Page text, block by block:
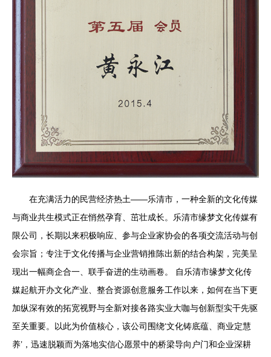
在充满活力的民营经济热土——乐清市，一种全新的文化传媒
与商业共生模式正在悄然孕育、茁壮成长。乐清市缘梦文化传媒有
限公司，长期以来积极响应、参与企业家协会的各项交流活动与创
会宗旨；专注于文化传播与企业营销推陈出新的结合构架，完美呈
现出一幅商企合一、联手奋进的生动画卷。 自乐清市缘梦文化传
媒起航开办文化产业、整合资源创意服务工作以来，如何在当下更
加纵深有效的拓宽视野与全新对接各路实业大咖与创新型实干先驱
至关重要。以此为价值核心，该公司围绕‘文化铸底蕴、商业定慧
养’，迅速脱颖而为落地实信心愿景中的桥梁导向户门和企业深耕